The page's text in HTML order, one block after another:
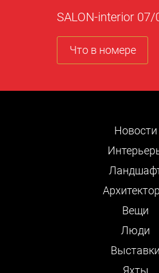
SALON-interior
Что в номере
Новости
Вещи
Люди
Выставки
Яхты